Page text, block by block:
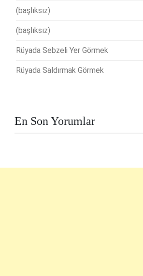
(başlıksız)
(başlıksız)
Rüyada Sebzeli Yer Görmek
Rüyada Saldırmak Görmek
En Son Yorumlar